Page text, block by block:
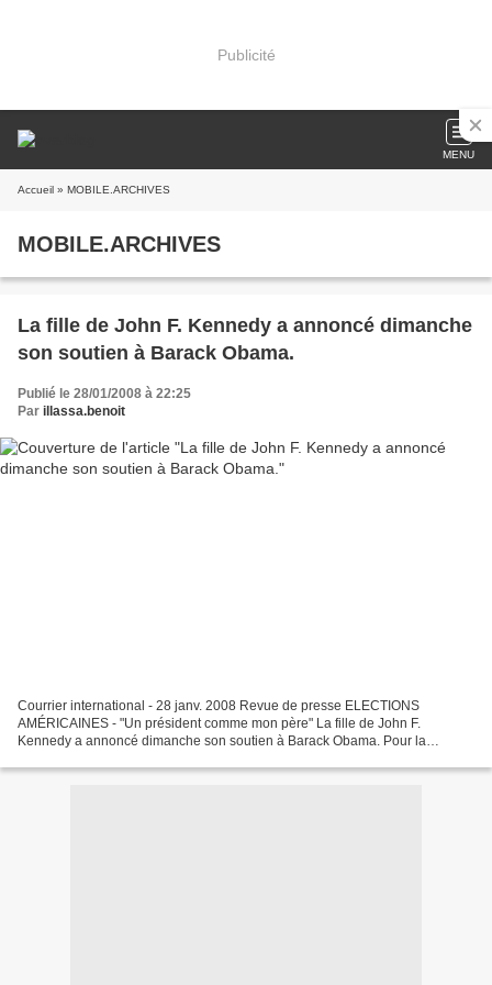
Publicité
MENU
Accueil » MOBILE.ARCHIVES
MOBILE.ARCHIVES
La fille de John F. Kennedy a annoncé dimanche
son soutien à Barack Obama.
Publié le 28/01/2008 à 22:25
Par illassa.benoit
Courrier international - 28 janv. 2008 Revue de presse ELECTIONS
AMÉRICAINES - "Un président comme mon père" La fille de John F.
Kennedy a annoncé dimanche son soutien à Barack Obama. Pour la